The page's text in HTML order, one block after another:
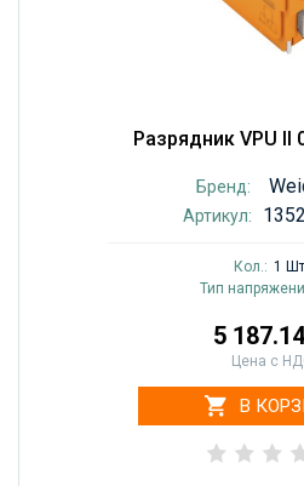
Разрядник VPU II
Бренд:
Артикул:
Кол.: 1
Тип
5
Цена с
В